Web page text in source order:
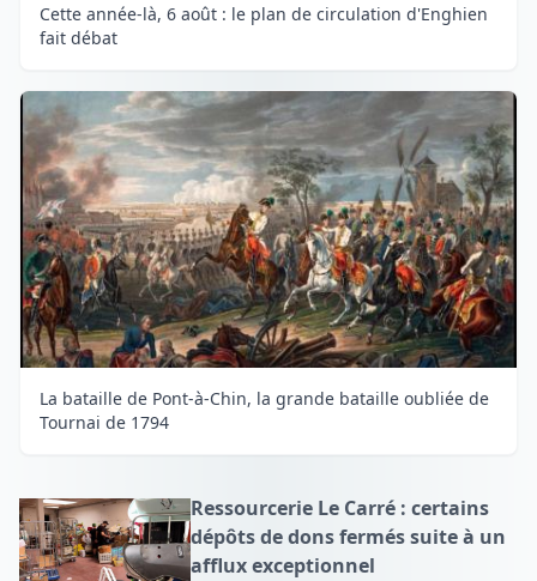
Cette année-là, 6 août : le plan de circulation d'Enghien
fait débat
La bataille de Pont-à-Chin, la grande bataille oubliée de
Tournai de 1794
Ressourcerie Le Carré : certains
dépôts de dons fermés suite à un
afflux exceptionnel